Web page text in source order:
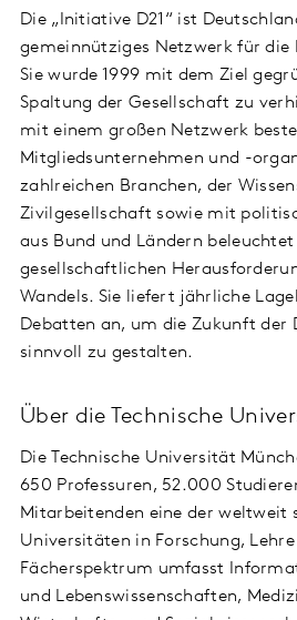
Die „Initiative D21“ ist
gemeinnütziges Netzwerk für die
Sie wurde 1999 mit dem Ziel
Spaltung der Gesellschaft zu
mit einem großen Netzwerk
Mitgliedsunternehmen und -
zahlreichen Branchen, der
Zivilgesellschaft sowie mit
aus Bund und Ländern
gesellschaftlichen
Wandels. Sie liefert jährliche
Debatten an, um die Zukunft der
sinnvoll zu gestalten.
Über die Technische
Die Technische Universität
650 Professuren, 52.000
Mitarbeitenden eine der weltweit
Universitäten in Forschung,
Fächerspektrum umfasst
und Lebenswissenschaften,